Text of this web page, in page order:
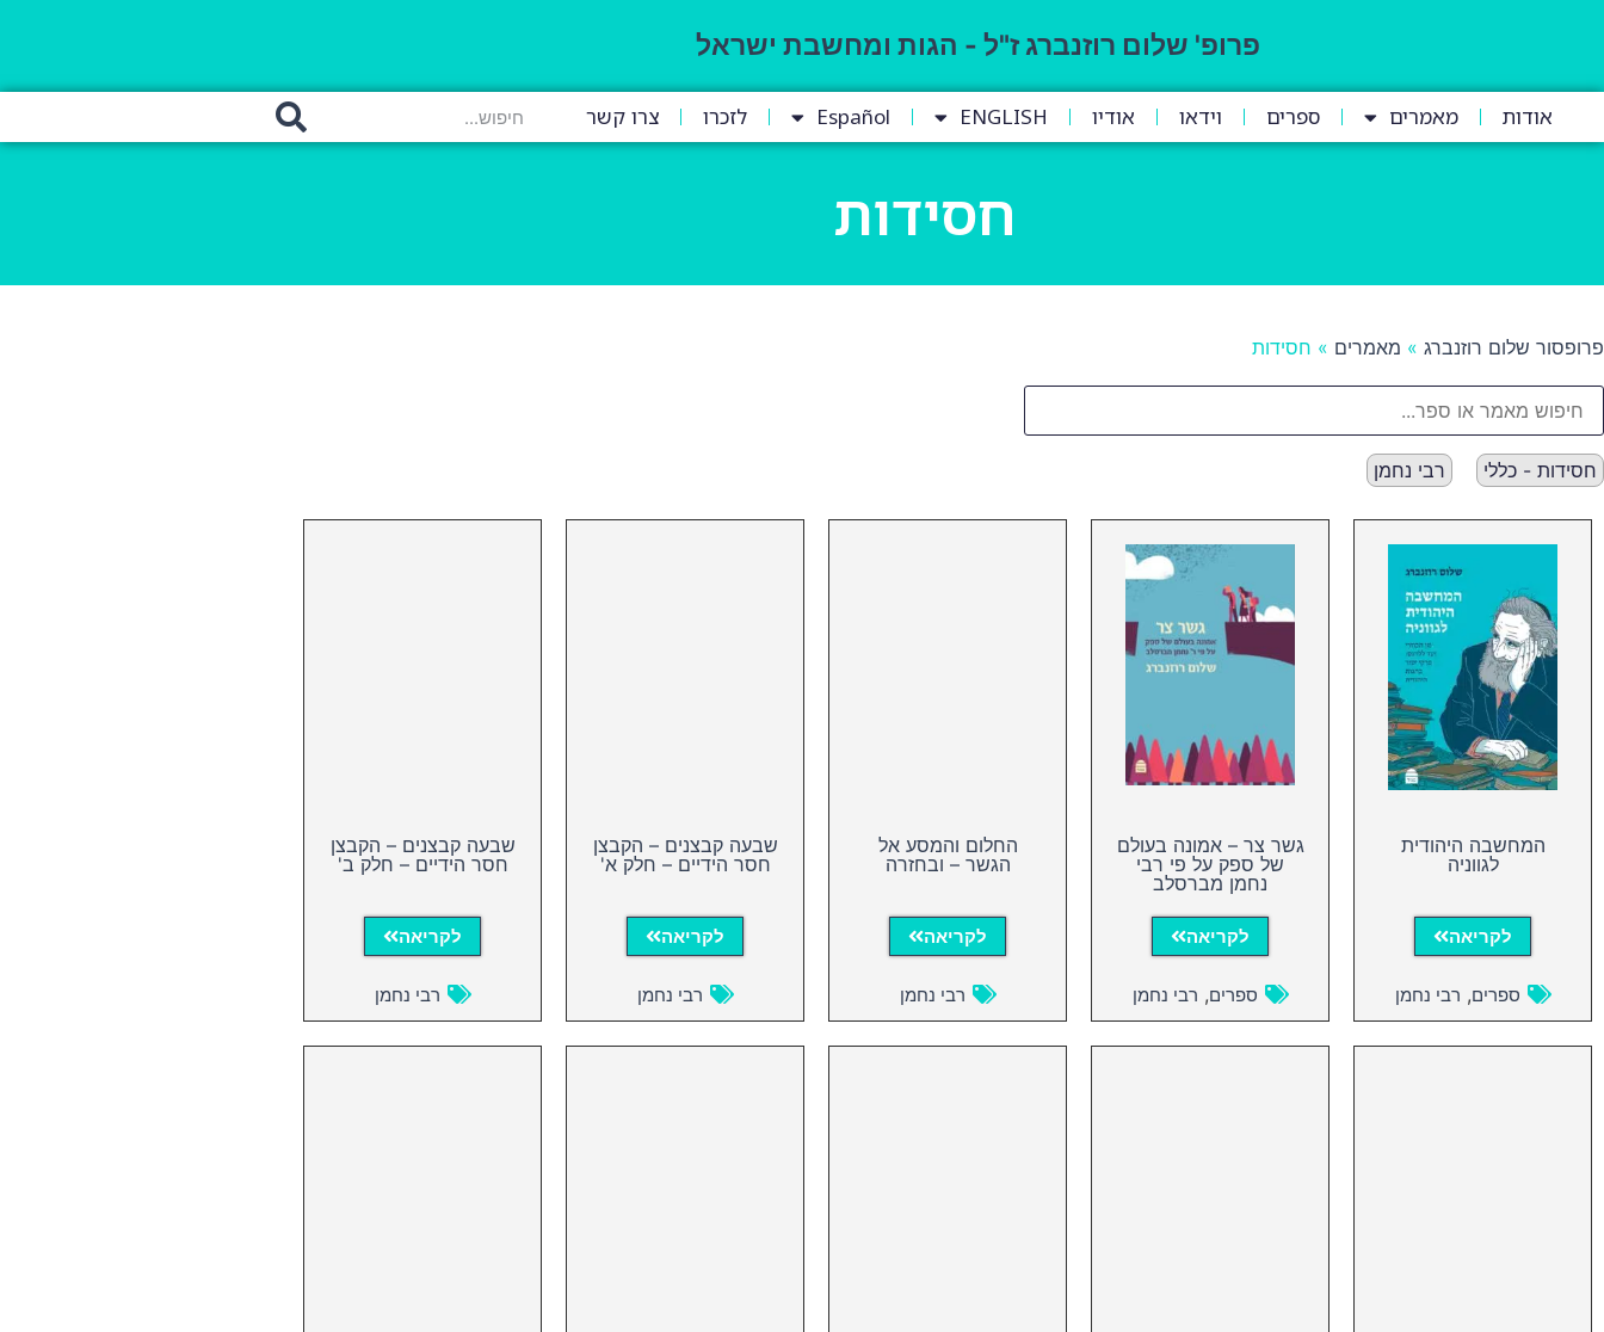
פרופ' שלום רוזנברג ז"ל - הגות ומחשבת ישראל
אודות מאמרים ספרים וידאו אודיו ENGLISH
Español לזכרו צרו קשר
חסידות
פרופסור שלום רוזנברג » מאמרים » חסידות
חסידות - כללי רבי נחמן
המחשבה היהודית
לגווניה
לקריאה
ספרים, רבי נחמן
גשר צר – אמונה בעולם
של ספק על פי רבי
נחמן מברסלב
לקריאה
ספרים, רבי נחמן
החלום והמסע אל
הגשר – ובחזרה
לקריאה
רבי נחמן
שבעה קבצנים – הקבצן
חסר הידיים – חלק א'
לקריאה
רבי נחמן
שבעה קבצנים – הקבצן
חסר הידיים – חלק ב'
לקריאה
רבי נחמן